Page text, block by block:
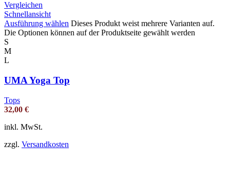
Vergleichen
Schnellansicht
Ausführung wählen Dieses Produkt weist mehrere Varianten auf.
Die Optionen können auf der Produktseite gewählt werden
S
M
L
UMA Yoga Top
Tops
32,00 €
inkl. MwSt.
zzgl. Versandkosten